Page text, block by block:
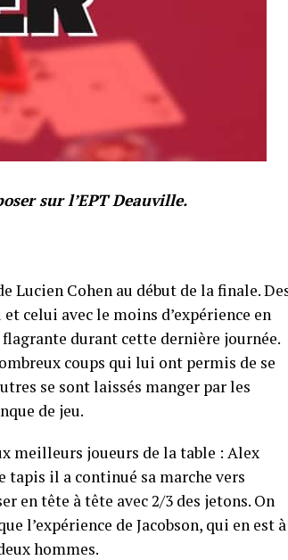
sur l’EPT Deauville.
Lucien Cohen au début de la finale.
celui avec le moins d’expérience en
durant cette dernière journée.
coups qui lui ont permis de se
se sont laissés manger par les
de jeu.
meilleurs joueurs de la table : Alex
tapis il a continué sa marche vers
en tête à tête avec 2/3 des jetons. On
l’expérience de Jacobson, qui en est à
hommes.